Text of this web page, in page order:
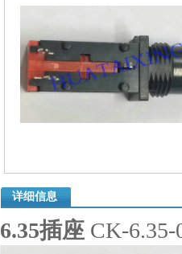
详细信息
6.35插座 CK-